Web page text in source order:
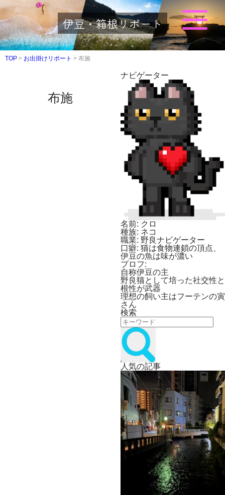
伊豆・箱根リポート
TOP > お出掛けリポート > 布施
布施
ナビゲーター
名前: クロ
種族: ネコ
職業: 野良ナビゲーター
口癖: 猫は食物連鎖の頂点、
伊豆の魚は味が濃い
プロフ:
自称伊豆の主
野良猫として培った社交性と
根性が武器
理想の飼い主はフーテンの寅
さん
検索
人気の記事